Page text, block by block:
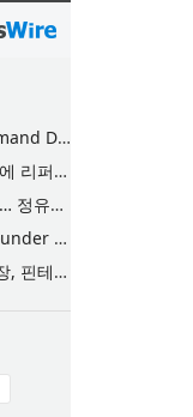
Omdia: Weak Smartphone Demand Drives Record Growth in Display Shipments to Refurbished Phone Market
옴디아 분석, 스마트폰 수요 부진에 리퍼비시 폰 디스플레이 출하량 사상 최대 기록
AI 시대, 선택받는 치과의 조건은… 정유미 원장 ‘Mini MBA for Dentists’ 단독 특강 개최
Naser Taher, Chairman and Founder of MultiBank Group, Honored by H.H. Sheikh Nahyan bin Mubarak Al Nahyan with the Golden Excellence Award for FinTech, Digital Asset and Blockchain Excellence
멀티뱅크 그룹 나세르 타헤르 회장, 핀테크·디지털 자산·블록체인 부문 ‘골든 엑설런스상’ 수상